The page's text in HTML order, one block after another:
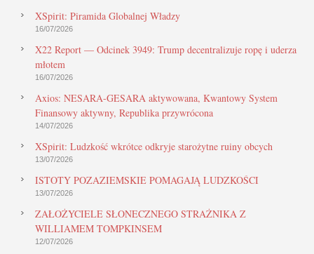
XSpirit: Piramida Globalnej Władzy
16/07/2026
X22 Report — Odcinek 3949: Trump decentralizuje ropę i uderza
młotem
16/07/2026
Axios: NESARA-GESARA aktywowana, Kwantowy System
Finansowy aktywny, Republika przywrócona
14/07/2026
XSpirit: Ludzkość wkrótce odkryje starożytne ruiny obcych
13/07/2026
ISTOTY POZAZIEMSKIE POMAGAJĄ LUDZKOŚCI
13/07/2026
ZAŁOŻYCIELE SŁONECZNEGO STRAŻNIKA Z
WILLIAMEM TOMPKINSEM
12/07/2026